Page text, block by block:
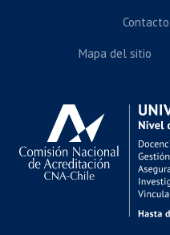
Contacto
Mapa del sitio